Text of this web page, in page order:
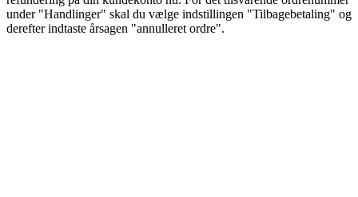
under "Handlinger" skal du vælge indstillingen "Tilbagebetaling" og
derefter indtaste årsagen "annulleret ordre".